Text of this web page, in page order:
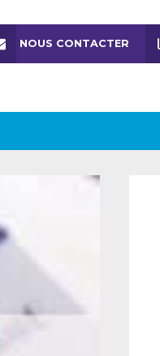
NOUS CONTACTER